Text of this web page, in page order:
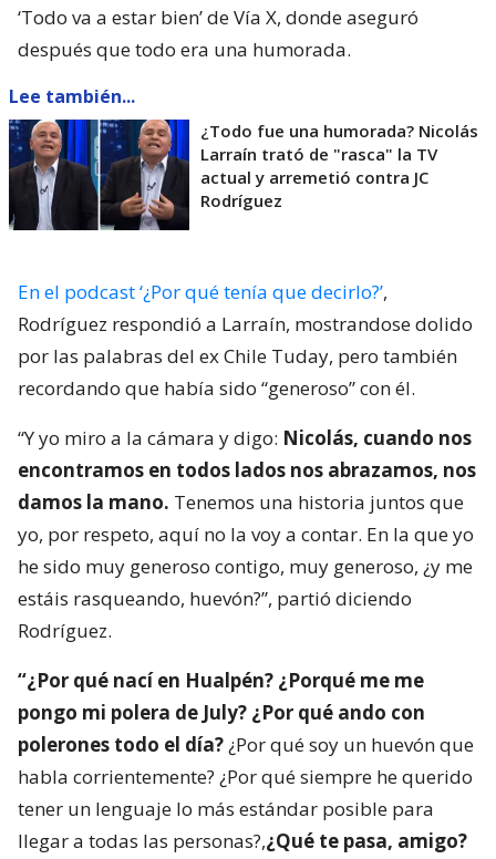
‘Todo va a estar bien’ de Vía X, donde aseguró
después que todo era una humorada.
Lee también...
¿Todo fue una humorada? Nicolás
Larraín trató de "rasca" la TV
actual y arremetió contra JC
Rodríguez
En el podcast ‘¿Por qué tenía que decirlo?’,
Rodríguez respondió a Larraín, mostrandose dolido
por las palabras del ex Chile Tuday, pero también
recordando que había sido “generoso” con él.
“Y yo miro a la cámara y digo: Nicolás, cuando nos
encontramos en todos lados nos abrazamos, nos
damos la mano. Tenemos una historia juntos que
yo, por respeto, aquí no la voy a contar. En la que yo
he sido muy generoso contigo, muy generoso, ¿y me
estáis rasqueando, huevón?”, partió diciendo
Rodríguez.
“¿Por qué nací en Hualpén? ¿Porqué me me
pongo mi polera de July? ¿Por qué ando con
polerones todo el día?¿Por qué soy un huevón que
habla corrientemente? ¿Por qué siempre he querido
tener un lenguaje lo más estándar posible para
llegar a todas las personas?,¿Qué te pasa, amigo?